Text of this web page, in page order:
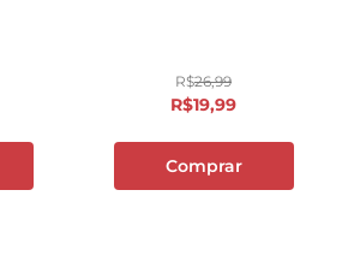
R$26,99
R$19,99
Comprar